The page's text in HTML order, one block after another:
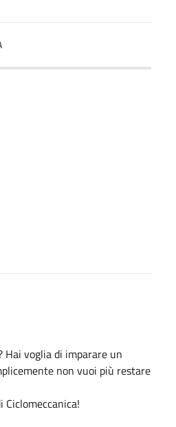
voglia di imparare un
non vuoi più restare
Ciclomeccanica!